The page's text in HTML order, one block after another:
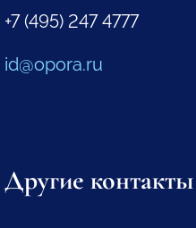
+7 (495) 247 4777
id@opora.ru
Другие контакты